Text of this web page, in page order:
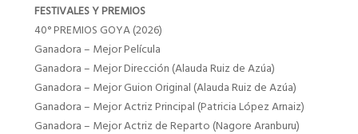
FESTIVALES Y PREMIOS
40° PREMIOS GOYA (2026)
Ganadora – Mejor Película
Ganadora – Mejor Dirección (Alauda Ruiz de Azúa)
Ganadora – Mejor Guion Original (Alauda Ruiz de Azúa)
Ganadora – Mejor Actriz Principal (Patricia López Arnaiz)
Ganadora – Mejor Actriz de Reparto (Nagore Aranburu)